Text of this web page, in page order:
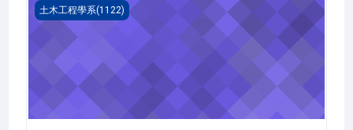
結構學(1122_B2CE000140A)
土木工程學系(1122)